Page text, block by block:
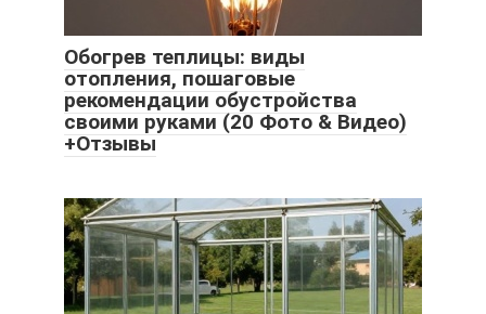
Обогрев теплицы: виды
отопления, пошаговые
рекомендации обустройства
своими руками (20 Фото & Видео)
+Отзывы